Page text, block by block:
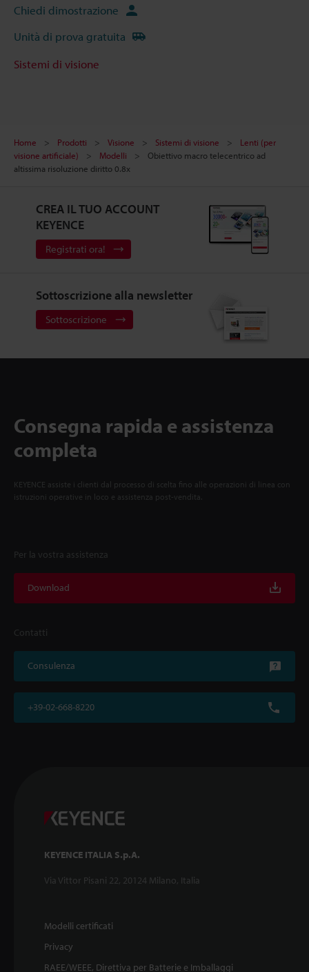
Chiedi dimostrazione
Unità di prova gratuita
Sistemi di visione
Home Prodotti Visione Sistemi di visione
Lenti (per
visione artificiale)
Modelli
Obiettivo macro telecentrico ad
altissima risoluzione diritto 0.8x
CREA IL TUO ACCOUNT
KEYENCE
Registrati ora!
Sottoscrizione alla newsletter
Sottoscrizione
Consegna rapida e assistenza
completa
KEYENCE assiste i clienti dal processo di scelta fino alle operazioni di linea con
istruzioni operative in loco e assistenza post-vendita.
Per la vostra assistenza
Download
Contatti
Consulenza
+39-02-668-8220
KEYENCE ITALIA S.p.A.
Via Vittor Pisani 22, 20124 Milano, Italia
Modelli certificati
Privacy
RAEE/WEEE, Direttiva per Batterie e Imballaggi